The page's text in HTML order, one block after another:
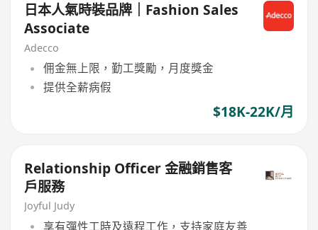
日本人氣時裝品牌｜Fashion Sales
Associate
Adecco
佣金無上限，勤工獎勵，月度獎金
提供全薪病假
$18K-22K/月
Relationship Officer 金融銷售客
戶服務
Joyful Judy
享有彈性工時及遠程工作，支持家庭友善